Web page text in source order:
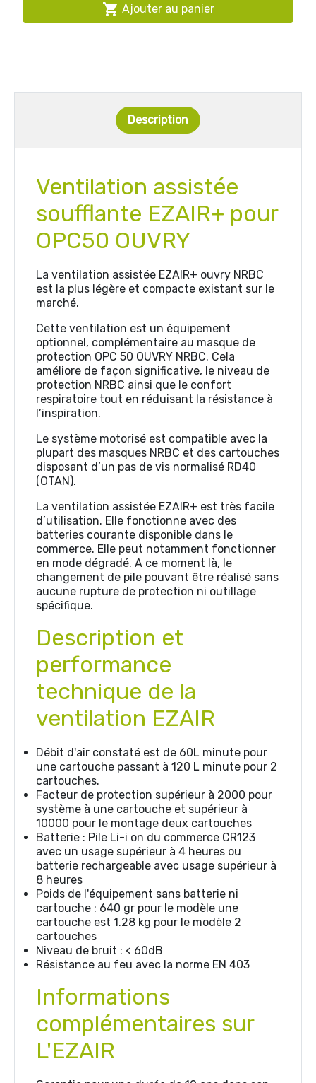
 Ajouter au panier
Description
Ventilation assistée
soufflante EZAIR+ pour
OPC50 OUVRY
La ventilation assistée EZAIR+ ouvry NRBC
est la plus légère et compacte existant sur le
marché.
Cette ventilation est un équipement
optionnel, complémentaire au masque de
protection OPC 50 OUVRY NRBC. Cela
améliore de façon significative, le niveau de
protection NRBC ainsi que le confort
respiratoire tout en réduisant la résistance à
l’inspiration.
Le système motorisé est compatible avec la
plupart des masques NRBC et des cartouches
disposant d’un pas de vis normalisé RD40
(OTAN).
La ventilation assistée EZAIR+ est très facile
d’utilisation. Elle fonctionne avec des
batteries courante disponible dans le
commerce. Elle peut notamment fonctionner
en mode dégradé. A ce moment là, le
changement de pile pouvant être réalisé sans
aucune rupture de protection ni outillage
spécifique.
Description et
performance
technique de la
ventilation EZAIR
Débit d'air constaté est de 60L minute pour
une cartouche passant à 120 L minute pour 2
cartouches.
Facteur de protection supérieur à 2000 pour
système à une cartouche et supérieur à
10000 pour le montage deux cartouches
Batterie : Pile Li-i on du commerce CR123
avec un usage supérieur à 4 heures ou
batterie rechargeable avec usage supérieur à
8 heures
Poids de l'équipement sans batterie ni
cartouche : 640 gr pour le modèle une
cartouche est 1.28 kg pour le modèle 2
cartouches
Niveau de bruit : < 60dB
Résistance au feu avec la norme EN 403
Informations
complémentaires sur
L'EZAIR